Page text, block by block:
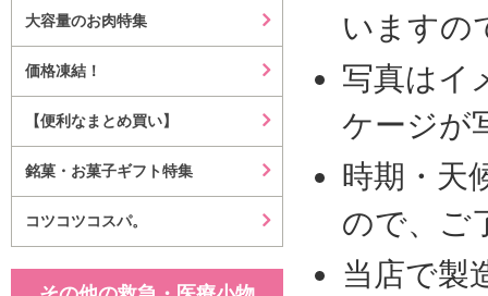
大容量のお肉特集
価格凍結！
【便利なまとめ買い】
銘菓・お菓子ギフト特集
コツコツコスパ。
いますの
写真はイ
ケージが
時期・天
ので、ご
当店で製